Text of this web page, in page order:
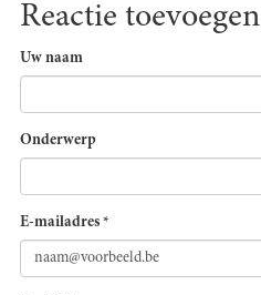
Reactie toevoegen
Uw naam
Onderwerp
E-mailadres *